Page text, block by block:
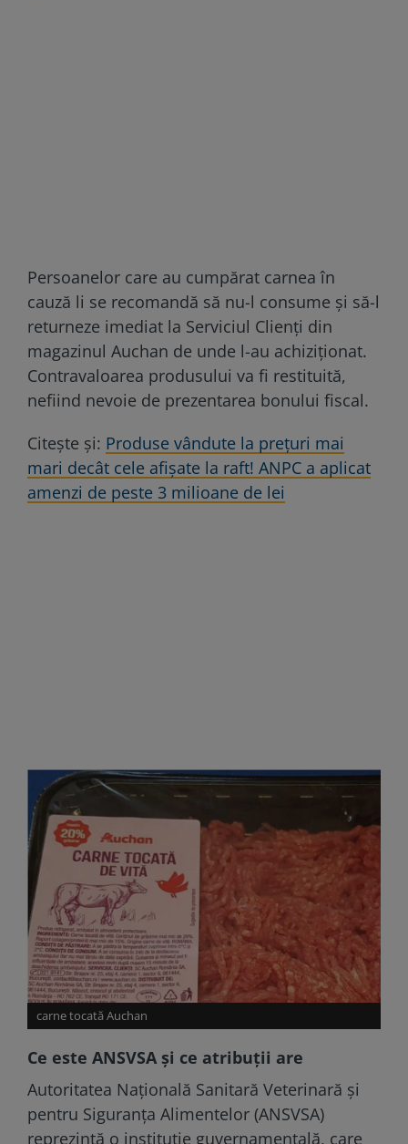
Persoanelor care au cumpărat carnea în
cauză li se recomandă să nu-l consume și să-l
returneze imediat la Serviciul Clienți din
magazinul Auchan de unde l-au achiziționat.
Contravaloarea produsului va fi restituită,
nefiind nevoie de prezentarea bonului fiscal.
Citește și: Produse vândute la prețuri mai
mari decât cele afișate la raft! ANPC a aplicat
amenzi de peste 3 milioane de lei
carne tocată Auchan
Ce este ANSVSA și ce atribuții are
Autoritatea Națională Sanitară Veterinară și
pentru Siguranța Alimentelor (ANSVSA)
reprezintă o instituție guvernamentală, care